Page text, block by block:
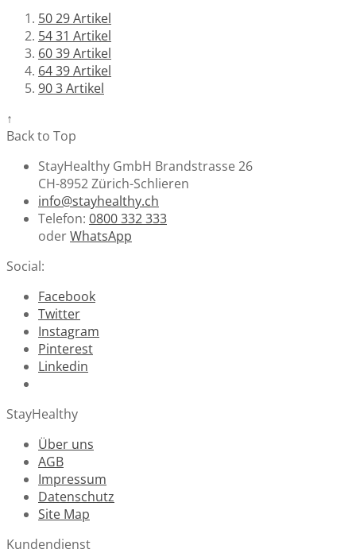
5029Artikel
5431 Artikel
6039Artikel
6439Artikel
903Artikel
↑
Back to Top
StayHealthy GmbH Brandstrasse 26
CH-8952 Zürich-Schlieren
info@stayhealthy.ch
Telefon: 0800 332 333
oderWhatsApp
Social:
Facebook
Twitter
Instagram
Pinterest
Linkedin
StayHealthy
Über uns
AGB
Impressum
Datenschutz
Site Map
Kundendienst